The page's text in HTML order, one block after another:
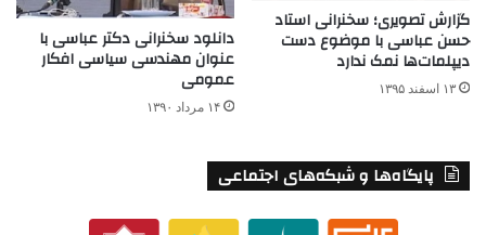
گزارش تصویری؛ سخنرانی استاد
حسن عباسی با موضوع دست
دیپلمات‌ها نمک ندارد
۱۳ اسفند ۱۳۹۵
دانلود سخنرانی دکتر عباسی با
عنوان مهندسی سیاسی افکار
عمومی
۱۴ مرداد ۱۳۹۰
پایگاه‌ها و شبکه‌های اجتماعی